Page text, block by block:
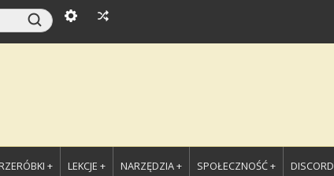
+ LEKCJE + NARZĘDZIA + SPOŁECZNOŚĆ + DISCORD